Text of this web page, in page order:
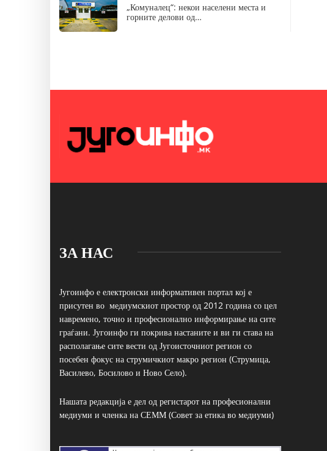
„Комуналец“: некои населени места и
горните делови од…
ЗА НАС
Југоинфо е електронски информативен портал кој е
присутен во медиумскиот простор од 2012 година со цел
навремено, точно и професионално информирање на сите
граѓани. Југоинфо ги покрива настаните и ви ги става на
располагање сите вести од Југоисточниот регион со
посебен фокус на струмичкиот макро регион (Струмица,
Василево, Босилово и Ново Село).
Нашата редакција е дел од регистарот на професионални
медиуми и членка на СЕММ (Совет за етика во медиуми)